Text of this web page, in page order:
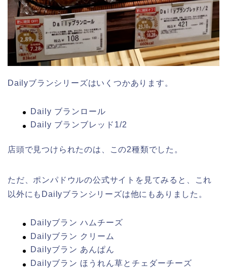
Dailyブランシリーズはいくつかあります。
Daily ブランロール
Daily ブランブレッド1/2
店頭で見つけられたのは、この2種類でした。
ただ、ポンパドウルの公式サイトを見てみると、これ
以外にもDailyブランシリーズは他にもありました。
Dailyブラン ハムチーズ
Dailyブラン クリーム
Dailyブラン あんぱん
Dailyブラン ほうれん草とチェダーチーズ